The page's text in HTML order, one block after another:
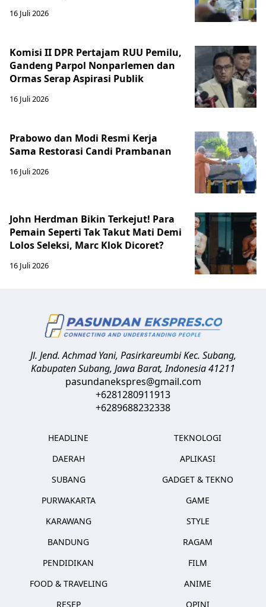
16 Juli 2026
Komisi II DPR Pertajam RUU Pemilu,
Gandeng Parpol Nonparlemen dan
Ormas Serap Aspirasi Publik
16 Juli 2026
Prabowo dan Modi Resmi Kerja
Sama Restorasi Candi Prambanan
16 Juli 2026
John Herdman Bikin Terkejut! Para
Pemain Seperti Tak Takut Mati Demi
Lolos Seleksi, Marc Klok Dicoret?
16 Juli 2026
Jl. Jend. Achmad Yani, Pasirkareumbi Kec. Subang,
Kabupaten Subang, Jawa Barat,Indonesia41211
pasundanekspres@gmail.com
+6281280911913
+6289688232338
HEADLINE
DAERAH
SUBANG
PURWAKARTA
KARAWANG
BANDUNG
PENDIDIKAN
FOOD & TRAVELING
RESEP
TEKNOLOGI
APLIKASI
GADGET & TEKNO
GAME
STYLE
RAGAM
FILM
ANIME
OPINI